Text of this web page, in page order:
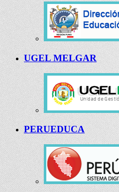
UGEL MELGAR
PERUEDUCA